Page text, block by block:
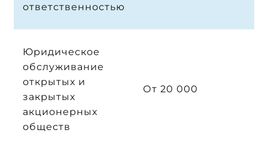
ответственностью
Юридическое
обслуживание
открытых и
закрытых
акционерных
обществ
От 20 000